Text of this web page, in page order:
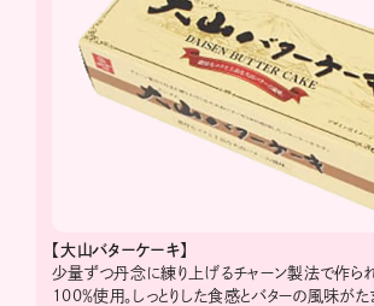
【大山バターケーキ】
少量ずつ丹念に練り上げるチャーン製法で作ら
100％使用。しっとりした食感とバターの風味がた